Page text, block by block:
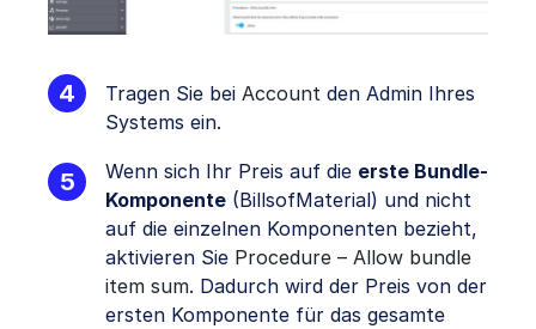
Tragen Sie bei Account den Admin Ihres
Systems ein.
Wenn sich Ihr Preis auf die erste Bundle-
Komponente (BillsofMaterial) und nicht
auf die einzelnen Komponenten bezieht,
aktivieren Sie Procedure – Allow bundle
item sum. Dadurch wird der Preis von der
ersten Komponente für das gesamte